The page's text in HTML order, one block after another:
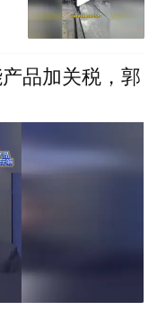
品加关税，郭